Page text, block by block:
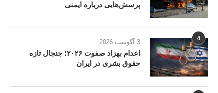
پرسش‌هایی درباره ایمنی
4 3 آگوست 2026
اعدام بهزاد صفوت ۲۰۲۶؛ جنجال تازه
حقوق بشری در ایران